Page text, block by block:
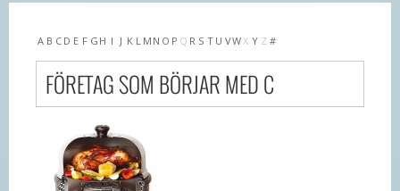
A B C D E F G H I J K L M N O P Q R S T U VWX Y Z #
FÖRETAG SOM BÖRJAR MED C